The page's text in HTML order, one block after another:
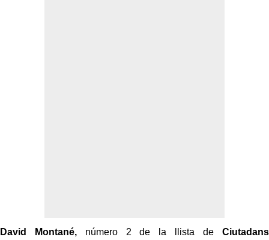
David Montané, número 2 de la llista de Ciutadans